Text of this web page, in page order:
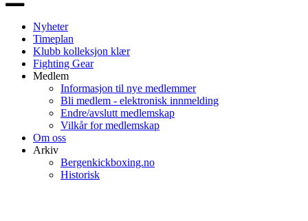
navigasjon
Nyheter
Timeplan
Klubb kolleksjon klær
Fighting Gear
Medlem
Informasjon til nye medlemmer
Bli medlem - elektronisk innmelding
Endre/avslutt medlemskap
Vilkår for medlemskap
Om oss
Arkiv
Bergenkickboxing.no
Historisk